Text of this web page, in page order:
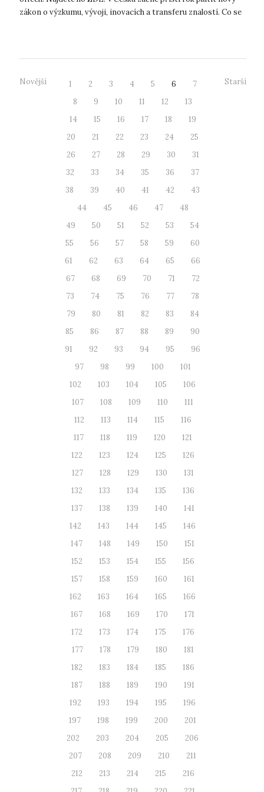
zákon o výzkumu, vývoji, inovacích a transferu znalostí. Co se
Novější 1 2 3 4 5 6
7
8
9 10 11 12
13
14
15 16 17 18
19
20
21 22 23 24
25
26
27 28 29 30
31
32
33 34 35 36
37
38
39 40 41 42
43
44
45 46 47
48
49
50 51 52 53
54
55
56 57 58 59
60
61
62 63 64 65
66
67
68 69 70 71
72
73
74 75 76 77
78
79
80 81 82 83
84
85
86 87 88 89
90
91
92 93 94 95
96
97
98 99 100
101
102
103 104 105
106
107
108 109 110
111
112
113 114 115
116
117
118 119 120
121
122
123 124 125
126
127
128 129 130
131
132
133 134 135
136
137
138 139 140
141
142
143 144 145
146
147
148 149 150
151
152
153 154 155
156
157
158 159 160
161
162
163 164 165
166
167
168 169 170
171
172
173 174 175
176
177
178 179 180
181
182
183 184 185
186
187
188 189 190
191
192
193 194 195
196
197
198 199 200
201
202
203 204 205
206
207
208 209 210
211
212
213 214 215
216
Starší